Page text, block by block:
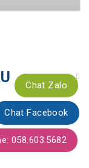
Thêm
theo
dõi
Chat Zalo
Chat Facebook
058.603.5682